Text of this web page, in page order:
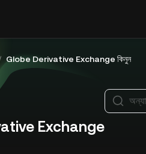
Globe Derivative Exchange কিনুন
Exchange